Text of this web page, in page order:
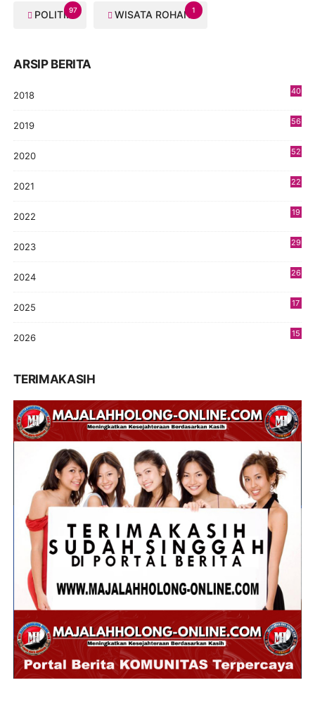
POLITIK97 WISATA ROHANI1
ARSIP BERITA
2018
40
2019
56
2020
52
2021
22
2022
19
2023
29
2024
26
2025
17
2026
15
TERIMAKASIH